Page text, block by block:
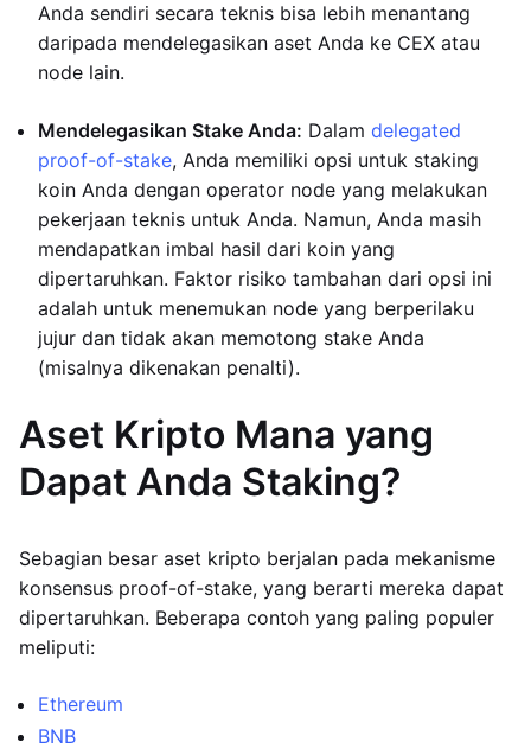
Anda sendiri secara teknis bisa lebih menantang
daripada mendelegasikan aset Anda ke CEX atau
node lain.
Mendelegasikan Stake Anda: Dalam delegated
proof-of-stake, Anda memiliki opsi untuk staking
koin Anda dengan operator node yang melakukan
pekerjaan teknis untuk Anda. Namun, Anda masih
mendapatkan imbal hasil dari koin yang
dipertaruhkan. Faktor risiko tambahan dari opsi ini
adalah untuk menemukan node yang berperilaku
jujur dan tidak akan memotong stake Anda
(misalnya dikenakan penalti).
Aset Kripto Mana yang
Dapat Anda Staking?
Sebagian besar aset kripto berjalan pada mekanisme
konsensus proof-of-stake, yang berarti mereka dapat
dipertaruhkan. Beberapa contoh yang paling populer
meliputi:
Ethereum
BNB